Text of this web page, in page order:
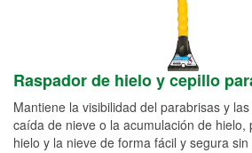
Raspador de hielo y cepillo
Mantiene la visibilidad del parabrisas y
caída de nieve o la acumulación de hielo,
hielo y la nieve de forma fácil y segura